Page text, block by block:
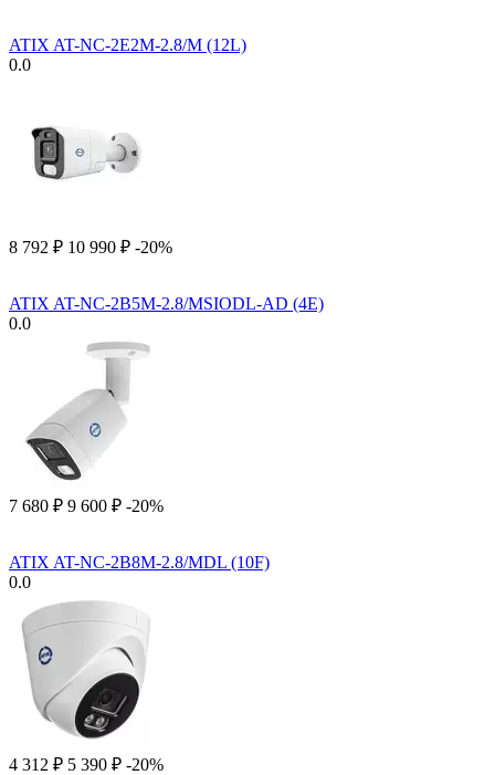
ATIX AT-NC-2E2M-2.8/M (12L)
0.0
8 792 ₽ 10 990 ₽ -20%
ATIX AT-NC-2B5M-2.8/MSIODL-AD (4E)
0.0
7 680 ₽ 9 600 ₽ -20%
ATIX AT-NC-2B8M-2.8/MDL (10F)
0.0
4 312 ₽ 5 390 ₽ -20%